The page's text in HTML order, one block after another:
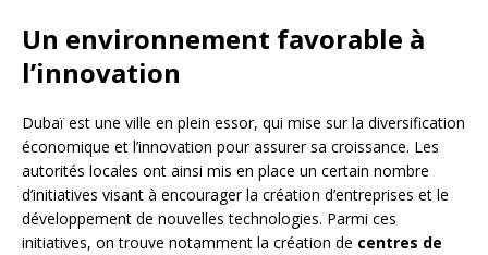
Un environnement favorable à
l’innovation
Dubaï est une ville en plein essor, qui mise sur la diversification
économique et l’innovation pour assurer sa croissance. Les
autorités locales ont ainsi mis en place un certain nombre
d’initiatives visant à encourager la création d’entreprises et le
développement de nouvelles technologies. Parmi ces
initiatives, on trouve notamment la création de centres de